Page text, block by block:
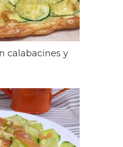
calabacines y